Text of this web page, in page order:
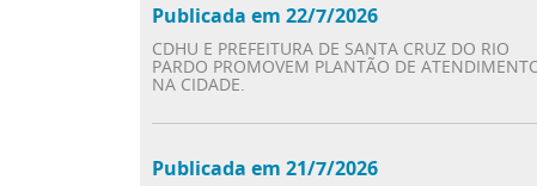
Publicada em 22/7/2026
CDHU E PREFEITURA DE SANTA CRUZ DO RIO
PARDO PROMOVEM PLANTÃO DE
NA CIDADE.
Publicada em 21/7/2026